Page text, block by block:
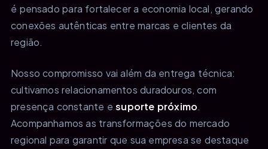
é pensado para fortalecer a economia local, gerando
conexões autênticas entre marcas e clientes da
região.
Nosso compromisso vai além da entrega técnica:
cultivamos relacionamentos duradouros, com
presença constante esuporte próximo.
Acompanhamos as transformações do mercado
regional para garantir que sua empresa se destaque